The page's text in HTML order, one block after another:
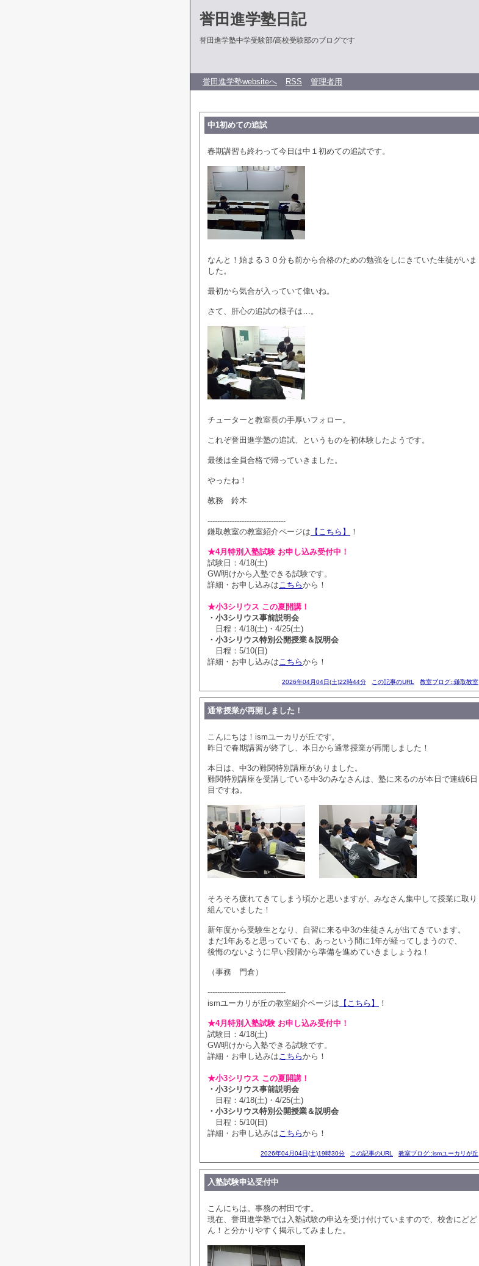
誉田進学塾日記
誉田進学塾中学受験部/高校受験部のブログです
誉田進学塾websiteへ RSS 管理者用
中1初めての追試
春期講習も終わって今日は中１初めての追試です。
なんと！始まる３０分も前から合格のための勉強をしにきていた生徒がいま
した。
最初から気合が入っていて偉いね。
さて、肝心の追試の様子は…。
チューターと教室長の手厚いフォロー。
これぞ誉田進学塾の追試、というものを初体験したようです。
最後は全員合格で帰っていきました。
やったね！
教務 鈴木
--------------------------------
鎌取教室の教室紹介ページは 【こちら】 ！
★4月特別入塾試験 お申し込み受付中！
試験日：4/18(土)
GW明けから入塾できる試験です。
詳細・お申し込みはこちらから！
★小3シリウス この夏開講！
・小3シリウス事前説明会
日程：4/18(土)・4/25(土)
・小3シリウス特別公開授業＆説明会
日程：5/10(日)
詳細・お申し込みはこちらから！
2026年04月04日(土)22時44分 この記事のURL 教室ブログ::鎌取教室
通常授業が再開しました！
こんにちは！ismユーカリが丘です。
昨日で春期講習が終了し、本日から通常授業が再開しました！
本日は、中3の難関特別講座がありました。
難関特別講座を受講している中3のみなさんは、塾に来るのが本日で連続6日
目ですね。
そろそろ疲れてきてしまう頃かと思いますが、みなさん集中して授業に取り
組んでいました！
新年度から受験生となり、自習に来る中3の生徒さんが出てきています。
まだ1年あると思っていても、あっという間に1年が経ってしまうので、
後悔のないように早い段階から準備を進めていきましょうね！
（事務 門倉）
--------------------------------
ismユーカリが丘の教室紹介ページは 【こちら】 ！
★4月特別入塾試験 お申し込み受付中！
試験日：4/18(土)
GW明けから入塾できる試験です。
詳細・お申し込みはこちらから！
★小3シリウス この夏開講！
・小3シリウス事前説明会
日程：4/18(土)・4/25(土)
・小3シリウス特別公開授業＆説明会
日程：5/10(日)
詳細・お申し込みはこちらから！
2026年04月04日(土)19時30分 この記事のURL 教室ブログ::ismユーカリが丘
入塾試験申込受付中
こんにちは。事務の村田です。
現在、誉田進学塾では入塾試験の申込を受け付けていますので、校舎にどど
ん！と分かりやすく掲示してみました。